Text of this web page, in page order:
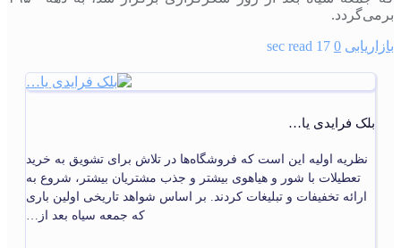
برمی‌گردد.
بازاریابی 0
17 sec read
بلک فرایدی یا…
نظریه اولیه این است که فروشگاه‌ها در تلاش برای تشویق به خرید
تعطیلات با شور و هیاهوی بیشتر و جذب مشتریان بیشتر، شروع به
ارائه تخفیفات و تبلیغات کردند. بر اساس شواهد تاریخی اولین باری
که جمعه سیاه بعد از…